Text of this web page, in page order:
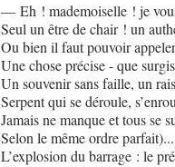
— Eh ! mademoiselle ! je
Seul un être de chair ! un
Ou bien il faut pouvoir
Une chose précise - que
Un souvenir sans faille, un
Serpent qui se déroule,
Jamais ne manque et tous se
Selon le même ordre
L’explosion du barrage : le